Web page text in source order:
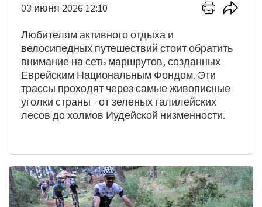
03 июня 2026 12:10
Нажмите
отправки
на
печать
Любителям активного отдыха и
велосипедных путешествий стоит обратить
внимание на сеть маршрутов, созданных
Еврейским Национальным Фондом. Эти
трассы проходят через самые живописные
уголки страны - от зеленых галилейских
лесов до холмов Иудейской низменности.